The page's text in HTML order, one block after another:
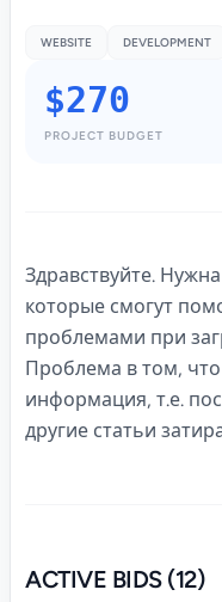
WEBSITE DEVELOPMENT
$270
PROJECT BUDGET
Здравствуйте.
которые смогут
проблемами при
Проблема в том, что
информация, т.е.
другие статьи
ACTIVE BIDS (12)